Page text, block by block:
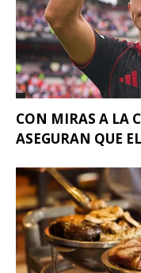
CON MIRAS A LA
ASEGURAN QUE